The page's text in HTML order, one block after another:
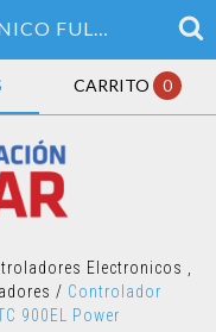
CONTROLADOR ELECTRONICO FULL GAUGE MOD TC 900EL POWER
CARRITO 0
Electronicos ,
/ Controlador
900EL Power